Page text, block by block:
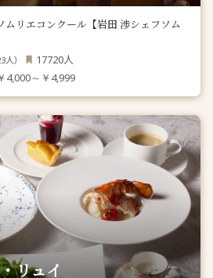
ムリエコンクール【岩田 渉シェフソム
人） 17720人
4,000～￥4,999
リュイ